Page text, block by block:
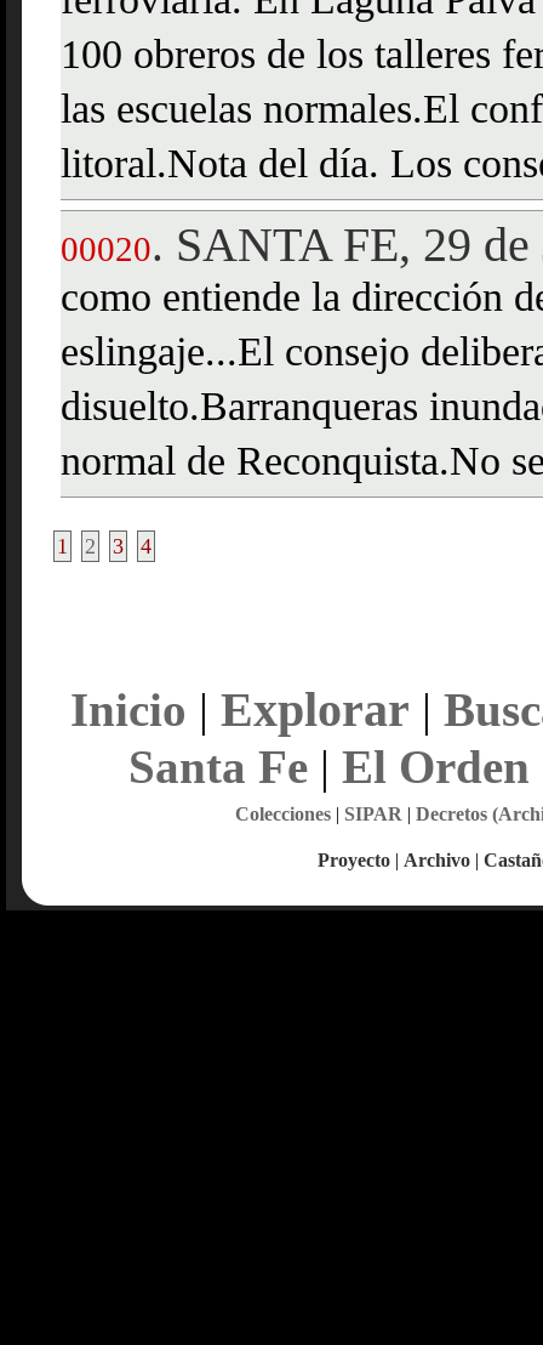
100 obreros de los talleres
las escuelas normales.El
litoral.Nota del día. Los
00020. SANTA FE, 29
como entiende la dirección
eslingaje...El consejo
disuelto.Barranqueras
normal de Reconquista.No
1 2 3 4
Inicio | Explorar |
Santa Fe| El Orden
Colecciones| SIPAR | Decretos
Proyecto | Archivo |